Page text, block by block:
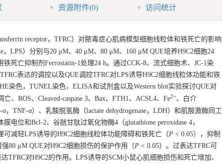
资源附件(0) 访问统计
receptor，TFRC）对脓毒症心肌病模型细胞线粒体和铁死亡的影响
，LPS）分别与20 μM、40 μM、80 μM、160 μM QUE培养H9C2细胞24
死亡抑制剂Ferrostatin-1处理24 h。通过CCK-8、流式细胞术、JC-1染
表达的调控以及QUE调控TFRC对LPS诱导H9C2细胞线粒体功能和铁
染色，TUNEL染色，ELISA和试剂盒以及Western blot实验探讨QUE对
、ROS、Cleaved-caspase 3、Bax、FTH1、ACSL4、Fe2+、白介
TNF-α）、乳酸脱氢酶（lactate dehydrogenase，LDH）和肌酸激酶同工
电位和Bcl-2、谷胱甘肽过氧化物酶4（glutathione peroxidase 4，
可减轻LPS诱导的H9C2细胞线粒体功能障碍和铁死亡（P < 0.05），抑制
80 μM QUE对H9C2细胞损伤的保护作用（P < 0.05）。过表达TFRC可
对H9C2的作用。LPS诱导的SCM小鼠心肌细胞损伤和死亡增加、